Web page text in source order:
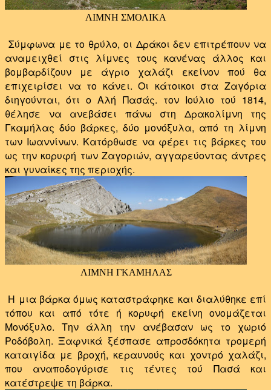
ΛΙΜΝΗ ΣΜΟΛΙΚΑ
Σύμφωνα με το θρύλο, οι Δράκοι δεν επιτρέπουν να
αναμειχθεί στις λίμνες τους κανένας άλλος και
βομβαρδίζουν με άγριο χαλάζι εκείνον πού θα
επιχειρίσει να το κάνει. Οι κάτοικοι στα Ζαγόρια
διηγούνται, ότι ο Αλή Πασάς. τον Ιούλιο τού 1814,
θέλησε να ανεβάσει πάνω στη Δρακολίμνη της
Γκαμήλας δύο βάρκες, δύο μονόξυλα, από τη λίμνη
των Ιωαννίνων. Κατόρθωσε να φέρει τις βάρκες του
ως την κορυφή των Ζαγοριών, αγγαρεύοντας άντρες
και γυναίκες της περιοχής.
ΛΙΜΝΗ ΓΚΑΜΗΛΑΣ
Η μια βάρκα όμως καταστράφηκε και διαλύθηκε επί
τόπου και από τότε ή κορυφή εκείνη ονομάζεται
Μονόξυλο. Την άλλη την ανέβασαν ως το χωριό
Ροδόβολη. Ξαφνικά ξέσπασε απροσδόκητα τρομερή
καταιγίδα με βροχή, κεραυνούς και χοντρό χαλάζι,
που αναποδογύρισε τις τέντες τού Πασά και
κατέστρεψε τη βάρκα.